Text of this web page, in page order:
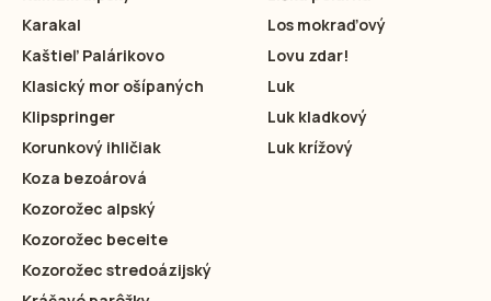
Karakal
Kaštieľ Palárikovo
Klasický mor ošípaných
Klipspringer
Korunkový ihličiak
Koza bezoárová
Kozorožec alpský
Kozorožec beceite
Kozorožec stredoázijský
Los mokraďový
Lovu zdar!
Luk
Luk kladkový
Luk krížový